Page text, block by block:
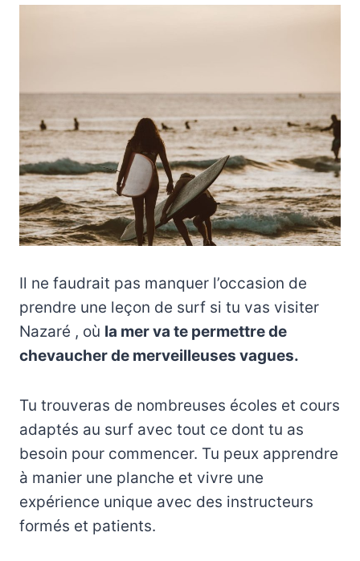
Il ne faudrait pas manquer l’occasion de
prendre une leçon de surf si tu vas visiter
Nazaré , où la mer va te permettre de
chevaucher de merveilleuses vagues.
Tu trouveras de nombreuses écoles et cours
adaptés au surf avec tout ce dont tu as
besoin pour commencer. Tu peux apprendre
à manier une planche et vivre une
expérience unique avec des instructeurs
formés et patients.